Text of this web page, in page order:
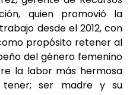
quien promovió la
desde el 2012, con
propósito retener al
del género femenino
la labor más hermosa
ser madre y su